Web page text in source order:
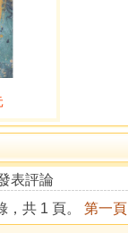
其月令日用事
的旺相死囚休
的定義
列及標準定時法
表評論
，共 1 頁。 第一頁